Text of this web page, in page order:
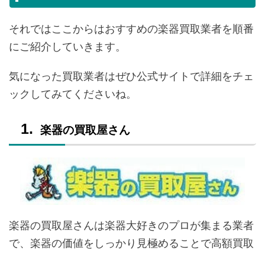
それではここからはおすすめの楽器買取業者を順番
にご紹介していきます。
気になった買取業者はぜひ公式サイトで詳細をチェ
ックしてみてくださいね。
楽器の買取屋さん
楽器の買取屋さんは楽器大好きのプロが集まる業者
で、楽器の価値をしっかり見極めることで高額買取